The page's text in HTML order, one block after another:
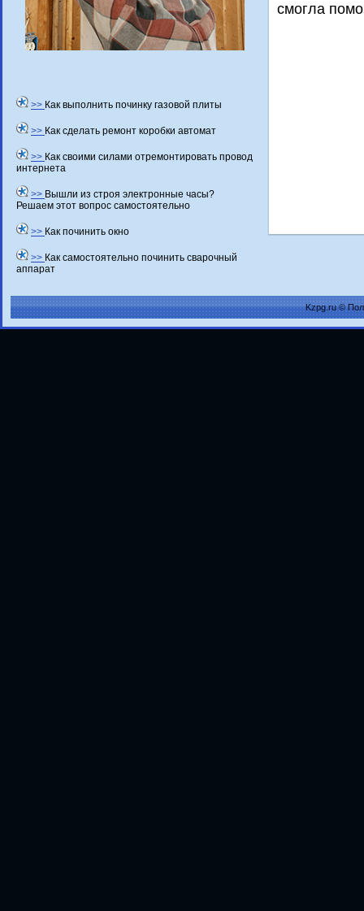
>> Как выполнить починку газовой плиты
>> Как сделать ремонт коробки автомат
>> Как своими силами отремонтировать провод
интернета
>> Вышли из строя электронные часы?
Решаем этот вопрос самостоятельно
>> Как починить окно
>> Как самостоятельно починить сварочный
аппарат
смогла
Kzpg.ru ©